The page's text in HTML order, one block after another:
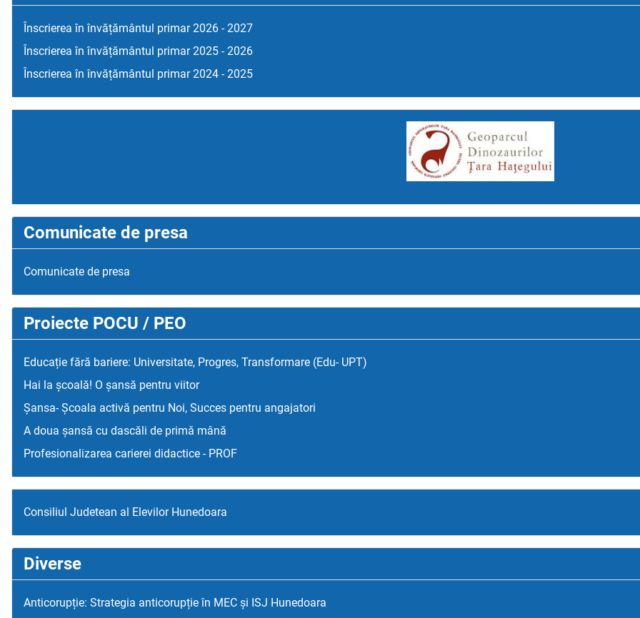
Înscrierea în învățământul primar 2026 - 2027
Înscrierea în învățământul primar 2025 - 2026
Înscrierea în învățământul primar 2024 - 2025
Comunicate de presa
Comunicate de presa
Proiecte POCU / PEO
Educație fără bariere: Universitate, Progres, Transformare (Edu- UPT)
Hai la școală! O șansă pentru viitor
Șansa- Școala activă pentru Noi, Succes pentru angajatori
A doua șansă cu dascăli de primă mână
Profesionalizarea carierei didactice - PROF
Consiliul Judetean al Elevilor Hunedoara
Diverse
Anticorupție: Strategia anticorupție în MEC și ISJ Hunedoara